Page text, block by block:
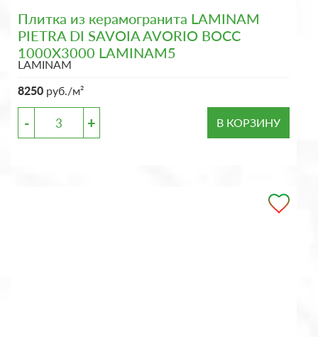
Плитка из керамогранита LAMINAM
PIETRA DI SAVOIA AVORIO BOCC
1000X3000 LAMINAM5
LAMINAM
8250 руб./м²
- + В КОРЗИНУ